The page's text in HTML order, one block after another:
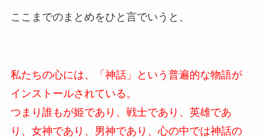
ここまでのまとめをひと言でいうと、
私たちの心には、「神話」という普遍的な物語が
インストールされている。
つまり誰もが姫であり、戦士であり、英雄であ
り、女神であり、男神であり、心の中では神話の